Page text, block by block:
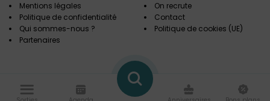
Mentions légales
Politique de confidentialité
Qui sommes-nous ?
Partenaires
On recrute
Contact
Politique de cookies (UE)